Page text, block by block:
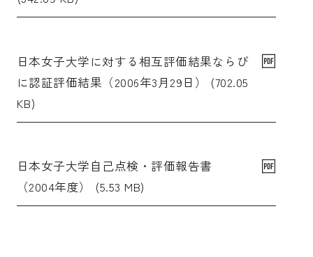
日本女子大学に対する相互評価結果ならび
に認証評価結果（2006年3月29日） (702.05
KB)
日本女子大学自己点検・評価報告書
（2004年度） (5.53 MB)